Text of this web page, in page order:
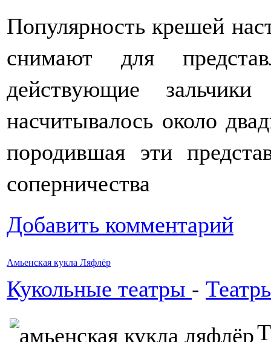
Популярность крешей
снимают для
действующие
насчитывалось около
породившая эти
соперничества
Добавить комментарий
Амьенская кукла Ляфлёр
Кукольные театры -